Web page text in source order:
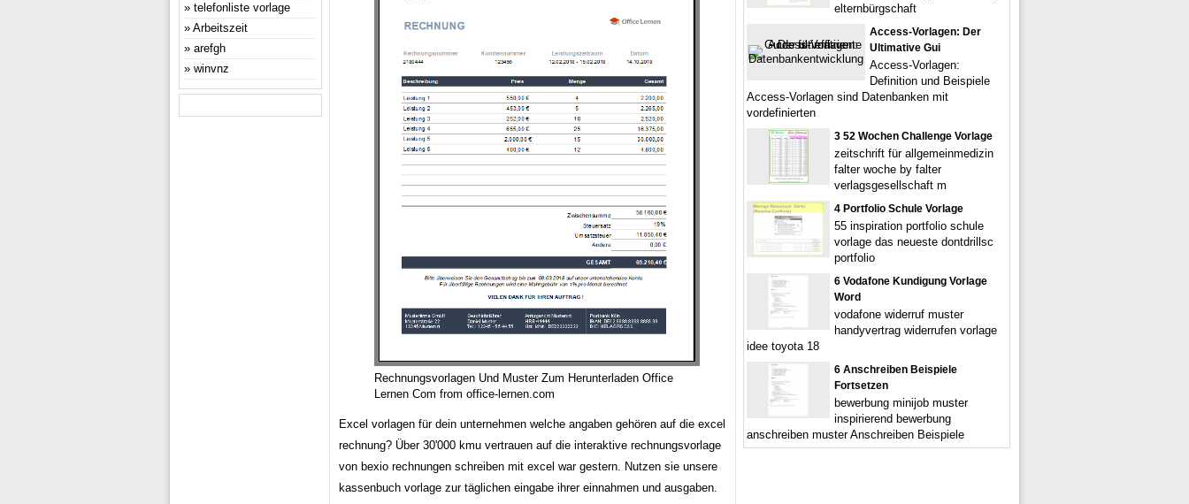
Rechnungsvorlagen Und Muster Zum Herunterladen Office
Lernen Com from office-lernen.com
Excel vorlagen für dein unternehmen welche angaben gehören auf die excel
rechnung? Über 30'000 kmu vertrauen auf die interaktive rechnungsvorlage
von bexio rechnungen schreiben mit excel war gestern. Nutzen sie unsere
kassenbuch vorlage zur täglichen eingabe ihrer einnahmen und ausgaben.
telefonliste vorlage
Arbeitszeit
arefgh
winvnz
elternbürgschaft
Access-Vorlagen: Der
Ultimative Gui
Access-Vorlagen:
Definition und Beispiele
Access-Vorlagen sind Datenbanken mit
vordefinierten
3 52 Wochen Challenge Vorlage
zeitschrift für allgemeinmedizin
falter woche by falter
verlagsgesellschaft m
4 Portfolio Schule Vorlage
55 inspiration portfolio schule
vorlage das neueste dontdrillsc
portfolio
6 Vodafone Kundigung Vorlage
Word
vodafone widerruf muster
handyvertrag widerrufen vorlage
idee toyota 18
6 Anschreiben Beispiele
Fortsetzen
bewerbung minijob muster
inspirierend bewerbung
anschreiben muster Anschreiben Beispiele